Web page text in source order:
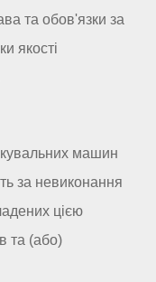
та обов'язки за
якості
машин
за невиконання
цією
та (або)